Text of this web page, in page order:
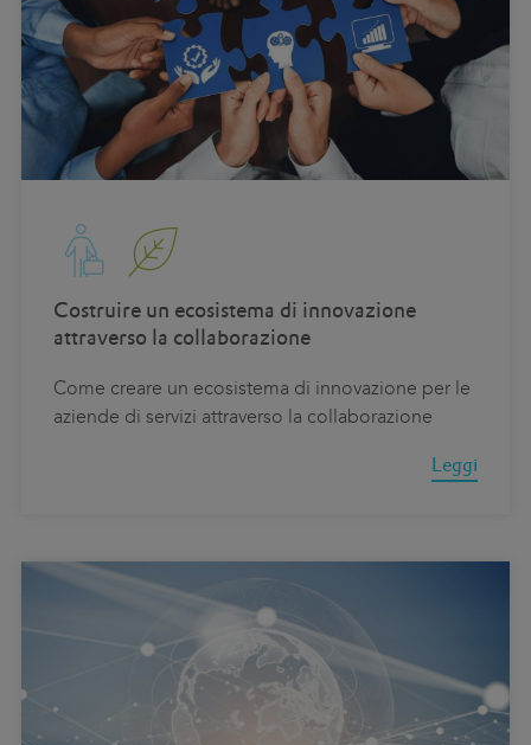
Costruire un ecosistema di innovazione
attraverso la collaborazione
Come creare un ecosistema di innovazione per le
aziende di servizi attraverso la collaborazione
Leggi